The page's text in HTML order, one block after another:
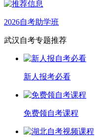
2026自考助学班
武汉自考专题推荐
新人报考必看
免费领自考课程